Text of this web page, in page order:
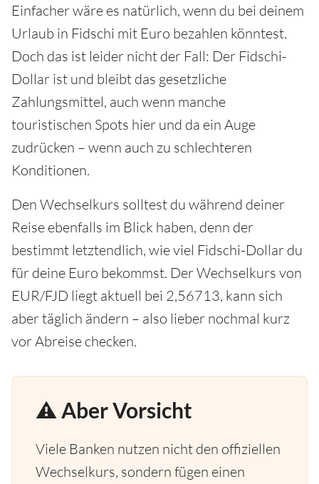
Einfacher wäre es natürlich, wenn du bei deinem
Urlaub in Fidschi mit Euro bezahlen könntest.
Doch das ist leider nicht der Fall: Der Fidschi-
Dollar ist und bleibt das gesetzliche
Zahlungsmittel, auch wenn manche
touristischen Spots hier und da ein Auge
zudrücken – wenn auch zu schlechteren
Konditionen.
Den Wechselkurs solltest du während deiner
Reise ebenfalls im Blick haben, denn der
bestimmt letztendlich, wie viel Fidschi-Dollar du
für deine Euro bekommst. Der Wechselkurs von
EUR/FJD liegt aktuell bei 2,56713, kann sich
aber täglich ändern – also lieber nochmal kurz
vor Abreise checken.
⚠️ Aber Vorsicht
Viele Banken nutzen nicht den offiziellen
Wechselkurs, sondern fügen einen